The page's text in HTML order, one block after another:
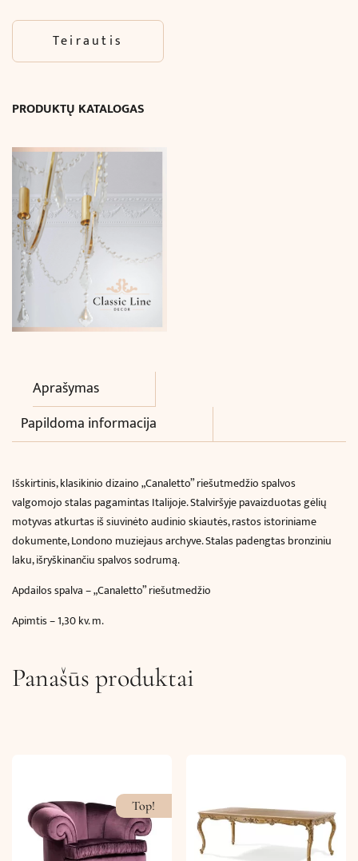
Teirautis
PRODUKTŲ KATALOGAS
Aprašymas
Papildoma informacija
Išskirtinis, klasikinio dizaino „Canaletto” riešutmedžio spalvos
valgomojo stalas pagamintas Italijoje. Stalviršyje pavaizduotas gėlių
motyvas atkurtas iš siuvinėto audinio skiautės, rastos istoriniame
dokumente, Londono muziejaus archyve. Stalas padengtas bronziniu
laku, išryškinančiu spalvos sodrumą.
Apdailos spalva – „Canaletto” riešutmedžio
Apimtis – 1,30 kv. m.
Panašūs produktai
Top!